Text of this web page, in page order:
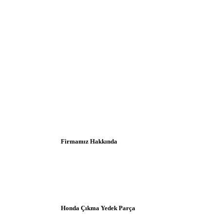
Firmamız Hakkında
Honda Çıkma Yedek Parça